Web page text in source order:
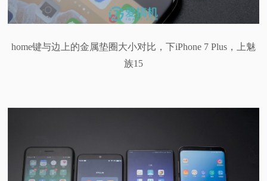
home键与边上的金属垫圈大小对比，下iPhone 7 Plus，上魅
族15